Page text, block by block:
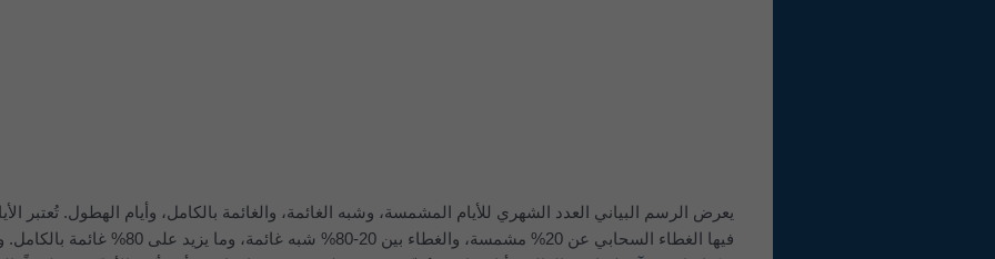
يعرض الرسم البياني العدد الشهري للأيام المشمسة، وشبه الغائمة، والغائمة بالكامل، وأيام الهطول. تُعتبر
فيها الغطاء السحابي عن 20% مشمسة، والغطاء بين 20-80% شبه غائمة، وما يزيد على 80% غائمة بالكامل. وبينما تتميّز